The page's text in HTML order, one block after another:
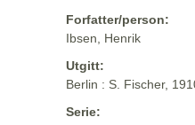
Forfatter/person:
Ibsen, Henrik
Utgitt:
Berlin : S. Fischer,
Serie: